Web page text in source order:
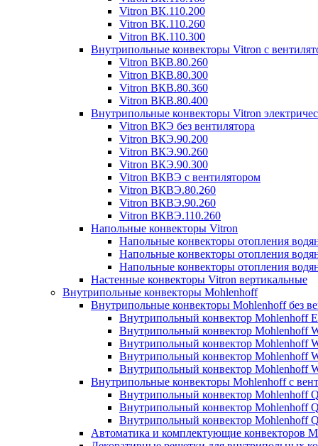
Vitron ВК.110.200
Vitron ВК.110.260
Vitron ВК.110.300
Внутрипольные конвекторы Vitron с
Vitron ВКВ.80.260
Vitron ВКВ.80.300
Vitron ВКВ.80.360
Vitron ВКВ.80.400
Внутрипольные конвекторы Vitron
Vitron ВКЭ без вентилятора
Vitron ВКЭ.90.200
Vitron ВКЭ.90.260
Vitron ВКЭ.90.300
Vitron ВКВЭ с вентилятором
Vitron ВКВЭ.80.260
Vitron ВКВЭ.90.260
Vitron ВКВЭ.110.260
Напольные конвекторы Vitron
Напольные конвекторы отопления
Напольные конвекторы отопления
Напольные конвекторы отопления
Настенные конвекторы Vitron вертикальные
Внутрипольные конвекторы Mohlenhoff
Внутрипольные конвекторы Mohlenhoff без
Внутрипольный конвектор Mohlenhoff
Внутрипольный конвектор Mohlenhoff
Внутрипольный конвектор Mohlenhoff
Внутрипольный конвектор Mohlenhoff
Внутрипольный конвектор Mohlenhoff
Внутрипольные конвекторы Mohlenhoff с
Внутрипольный конвектор Mohlenhoff
Внутрипольный конвектор Mohlenhoff
Внутрипольный конвектор Mohlenhoff
Автоматика и комплектующие конвекторов